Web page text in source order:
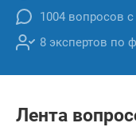
1004 вопросов
8 экспертов по
Лента